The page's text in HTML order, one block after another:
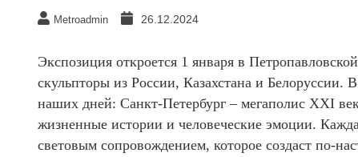
Metroadmin 26.12.2024
Экспозиция откроется 1 января в
скульпторы из России, Казахстана и Белоруссии.
наших дней: Санкт-Петербург – мегаполис XXI
жизненные истории и человеческие эмоции.
световым сопровождением, которое создаст по-